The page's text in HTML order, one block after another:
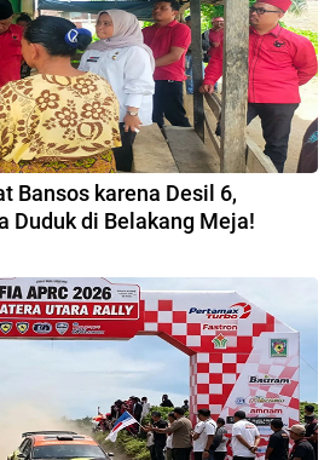
Bansos karena Desil 6,
Duduk di Belakang Meja!